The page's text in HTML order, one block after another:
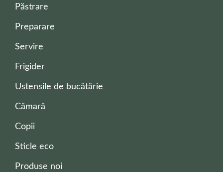
Păstrare
Preparare
Servire
Frigider
Ustensile de bucătărie
Cămară
Copii
Sticle eco
Produse noi